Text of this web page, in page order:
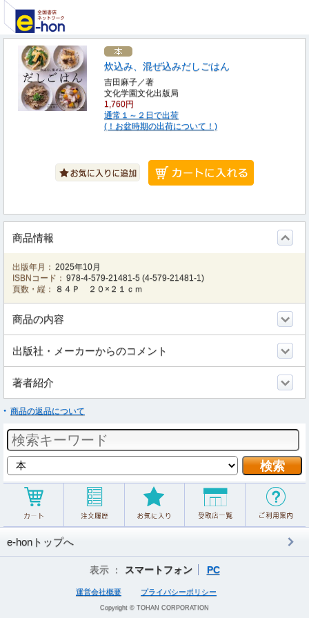
炊込み、混ぜ込みだしごはん
吉田麻子／著
文化学園文化出版局
1,760円
通常１～２日で出荷
(！お盆時期の出荷について！)
商品情報
出版年月： 2025年10月
ISBNコード： 978-4-579-21481-5 (4-579-21481-1)
頁数・縦：
８４Ｐ ２０×２１ｃｍ
商品の内容
出版社・メーカーからのコメント
著者紹介
商品の返品について
e-honトップへ
表示 ： スマートフォン PC
運営会社概要 プライバシーポリシー
Copyright © TOHAN CORPORATION